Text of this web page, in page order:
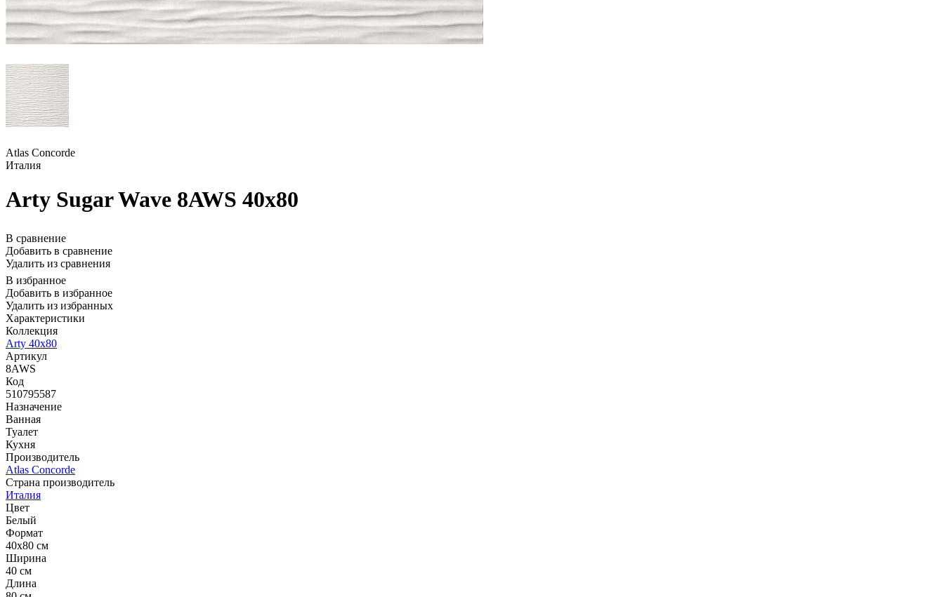
Atlas Concorde
Италия
Arty Sugar Wave 8AWS 40x80
В сравнение
Добавить в сравнение
Удалить из сравнения
В избранное
Добавить в избранное
Удалить из избранных
Характеристики
Коллекция
Arty 40x80
Артикул
8AWS
Код
510795587
Назначение
Ванная
Туалет
Кухня
Производитель
Atlas Concorde
Страна производитель
Италия
Цвет
Белый
Формат
40x80 см
Ширина
40 см
Длина